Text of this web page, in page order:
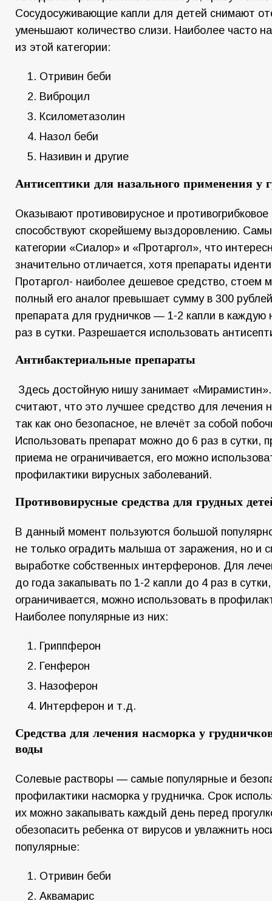
Сосудосуживающие капли для детей снимают
уменьшают количество слизи. Наиболее часто
из этой категории:
Отривин беби
Виброцил
Ксилометазолин
Назол беби
Називин и другие
Антисептики для назального применения у
Оказывают противовирусное и
способствуют скорейшему выздоровлению.
категории «Сиалор» и «Протаргол», что
значительно отличается, хотя препараты
Протаргол- наиболее дешевое средство, стоем
полный его аналог превышает сумму в 300
препарата для грудничков — 1-2 капли в
раз в сутки. Разрешается использовать
Антибактериальные препараты
Здесь достойную нишу занимает
считают, что это лучшее средство для лечения
так как оно безопасное, не влечёт за собой
Использовать препарат можно до 6 раз в сутки,
приема не ограничивается, его можно
профилактики вирусных заболеваний.
Противовирусные средства для грудных
В данный момент пользуются большой
не только оградить малыша от заражения, но и
выработке собственных интерферонов. Для
до года закапывать по 1-2 капли до 4 раз в
ограничивается, можно использовать в
Наиболее популярные из них:
Гриппферон
Генферон
Назоферон
Интерферон и т.д.
Средства для лечения насморка у
воды
Солевые растворы — самые популярные и
профилактики насморка у грудничка. Срок
их можно закапывать каждый день перед
обезопасить ребенка от вирусов и увлажнить
популярные:
Отривин беби
Аквамарис